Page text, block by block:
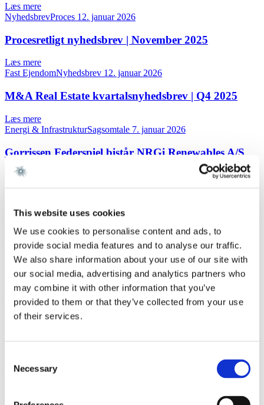
This website uses cookies
We use cookies to personalise content and ads, to
provide social media features and to analyse our traffic.
We also share information about your use of our site with
our social media, advertising and analytics partners who
may combine it with other information that you’ve
provided to them or that they’ve collected from your use
of their services.
Selection
Necessary
Læs mere
NyhedsbrevProces 12. januar 2026
Procesretligt nyhedsbrev | November 2025
Læs mere
Fast EjendomNyhedsbrev 12. januar 2026
M&A Real Estate kvartalsnyhedsbrev | Q4 2025
Læs mere
Energi & InfrastrukturSagsomtale 7. januar 2026
Gorrissen Federspiel bistår NRGi Renewables A/S
med opkøb af dansk vindmølleportefølje
Ventures og EIFO
Læs mere
EU- og KonkurrenceretNyhedsbrev
5. januar 2026
Dansk fusionskontrol i 2025
Læs mere